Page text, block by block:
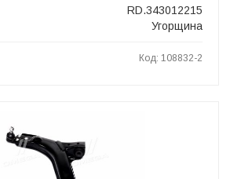
RD.343012215
Угорщина
Код: 108832-2